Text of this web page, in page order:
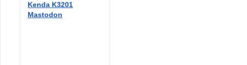
Kenda K3201
Mastodon